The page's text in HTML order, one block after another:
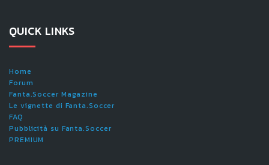
QUICK LINKS
Home
Forum
Fanta.Soccer Magazine
Le vignette di Fanta.Soccer
FAQ
Pubblicità su Fanta.Soccer
PREMIUM